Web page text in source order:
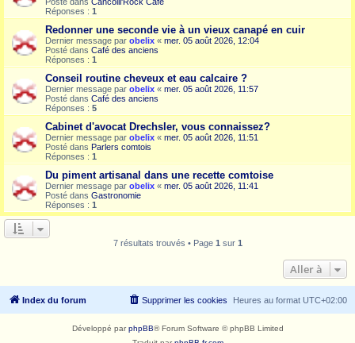
Réponses : 1
Redonner une seconde vie à un vieux canapé en cuir
Dernier message par obelix « mer. 05 août 2026, 12:04
Posté dans Café des anciens
Réponses : 1
Conseil routine cheveux et eau calcaire ?
Dernier message par obelix « mer. 05 août 2026, 11:57
Posté dans Café des anciens
Réponses : 5
Cabinet d'avocat Drechsler, vous connaissez?
Dernier message par obelix « mer. 05 août 2026, 11:51
Posté dans Parlers comtois
Réponses : 1
Du piment artisanal dans une recette comtoise
Dernier message par obelix « mer. 05 août 2026, 11:41
Posté dans Gastronomie
Réponses : 1
7 résultats trouvés • Page 1 sur 1
Aller à
Index du forum Heures au format UTC+02:00
Supprimer les cookies
Développé parphpBB® Forum Software © phpBB Limited